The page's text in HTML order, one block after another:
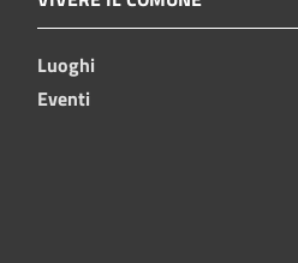
Luoghi
Eventi